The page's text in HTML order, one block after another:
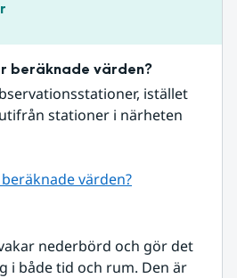
beräknade värden?
istället
stationer i närheten
värden?
nederbörd och gör det
i både tid och rum. Den är